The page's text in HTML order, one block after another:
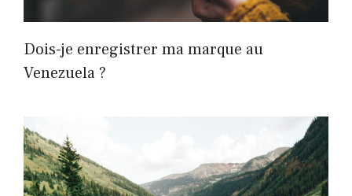
Dois-je enregistrer ma marque au
Venezuela ?